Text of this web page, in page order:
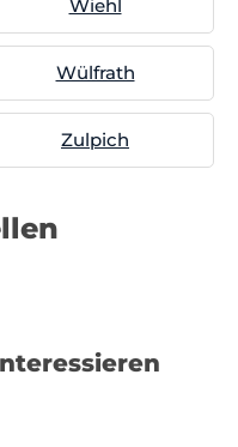
Wiehl
Wülfrath
Zulpich